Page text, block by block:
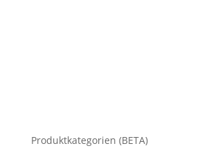
Produktkategorien (BETA)